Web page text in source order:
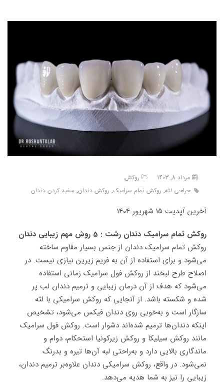
مرداد 8, 1403
روکش
جراحی لثه, روکش تمام سرامیک, روکش دندان, سفید کردن دندان
آخرین آپدیت 15 شهریور 1404
روکش تمام سرامیک دندان رشت : 5 روش مهم زیبایی دندان
روکش تمام سرامیک دندان از جنس‌ بسیار مقاوم ساخته
می‌شود و برای استفاده از آن به فریم زیرین نیازی نیست. در
اصلاح طرح لبخند از روکش فول سرامیک زمانی استفاده
می‌شود که هدف از آن درمان زیبایی و ترمیم دندان لب پر
شده و شکسته باشد. از آنجایی‌ که روکش سرامیکی با لثه
سازگار است و به‌خوبی روی دندان فیکس می‌شود، تشخیص
اینکه دندان‌ها ترمیم شده‌اند دشوار است. روکش فول سرامیک
مانند روکش سیلیکا و روکش زیرکونیا استحکام، دوام و
ماندگاری بالایی دارد و به‌راحتی لبه‌ آن‌ها تیره و بدرنگ
نمی‌شود. در واقع، روکش سرامیکی دندان علاوه‌بر ترمیم دندان،
زیبایی را نیز به شما هدیه می‌دهد.